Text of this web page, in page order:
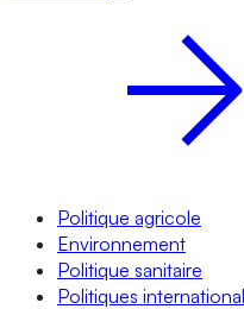
Politique agricole
Environnement
Politique sanitaire
Politiques